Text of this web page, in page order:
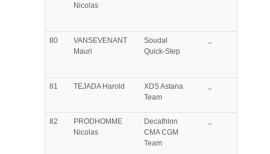
Nicolas
80
VANSEVENANT
Mauri
Soudal
Quick-Step
,,
81 TEJADAHarold
XDS Astana
Team
,,
82
PRODHOMME
Nicolas
Decathlon
CMA CGM
Team
,,